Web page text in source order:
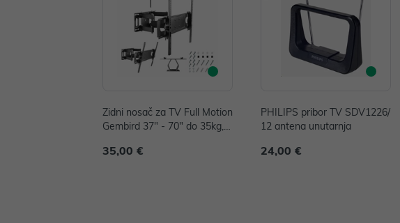
Zidni nosač za TV Full Motion
Gembird 37" - 70" do 35kg,
35,00 €
PHILIPS pribor TV SDV1226/
12 antena unutarnja
24,00 €